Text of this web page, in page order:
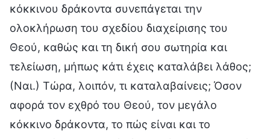
κόκκινου δράκοντα συνεπάγεται την
ολοκλήρωση του σχεδίου διαχείρισης του
Θεού, καθώς και τη δική σου σωτηρία και
τελείωση, μήπως κάτι έχεις καταλάβει λάθος;
(Ναι.) Τώρα, λοιπόν, τι καταλαβαίνεις; Όσον
αφορά τον εχθρό του Θεού, τον μεγάλο
κόκκινο δράκοντα, το πώς είναι και το